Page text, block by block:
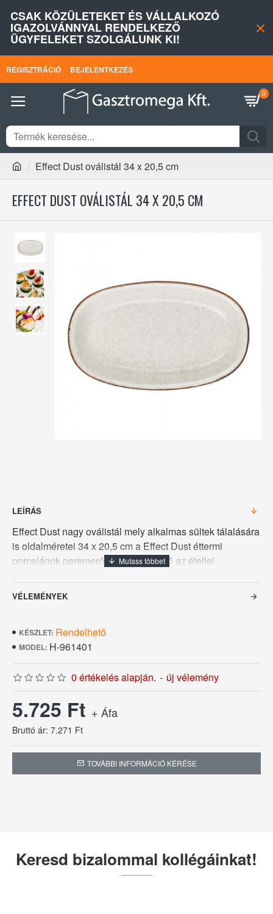
CSAK KÖZÜLETEKET ÉS VÁLLALKOZÓ
IGAZOLVÁNNYAL RENDELKEZŐ
ÜGYFELEKET SZOLGÁLUNK KI!
REGISZTRÁCIÓ BEJELENTKEZÉS
0
Effect Dust oválistál 34 x 20,5 cm
EFFECT DUST OVÁLISTÁL 34 X 20,5 CM
LEÍRÁS
Effect Dust nagy oválistál mely alkalmas sültek tálalására
is oldalméretei 34 x 20,5 cm a Effect Dust éttermi
porcelánok peremerősítéssel és felső az étellel
ez csorbuláselleni védelmet nyújt a tányérok szélének,
hosszú élettartamra. Öt év pótlási garanciával kínáljuk ezt
a hosszúélettartamú éttermiporcelán termékcsaládot.
VÉLEMÉNYEK
KÉSZLET: Rendelhető
MODEL: H-961401
0 értékelés alapján. - új vélemény
5.725 Ft + Áfa
Bruttó ár: 7.271 Ft
TOVÁBBI INFORMÁCIÓ KÉRÉSE
Keresd bizalommal kollégáinkat!